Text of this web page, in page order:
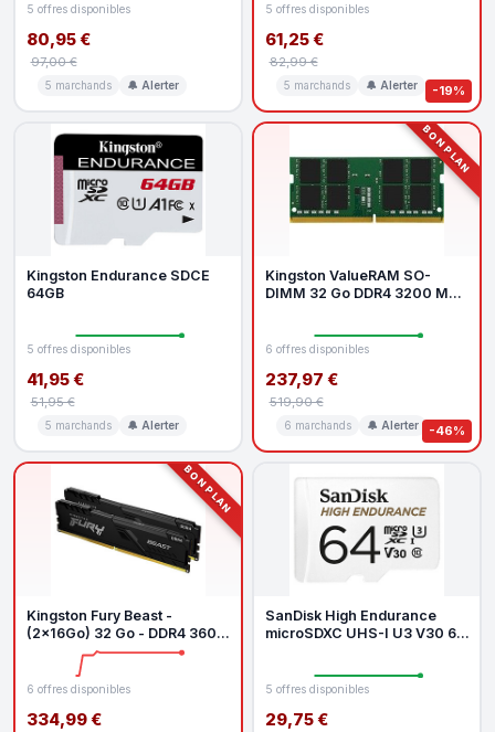
5 offres disponibles
80,95 €
97,00 €
5 marchands 🔔 Alerter -19%
5 offres disponibles
61,25 €
82,99 €
5 marchands 🔔 Alerter
Kingston Endurance SDCE
64GB
5 offres disponibles
41,95 €
51,95 €
5 marchands 🔔 Alerter
BON PLAN
-46%
Kingston ValueRAM SO-
DIMM 32 Go DDR4 3200 MHz
6 offres disponibles
237,97 €
519,90 €
6 marchands 🔔 Alerter
BON PLAN
Kingston Fury Beast -
(2x16Go) 32 Go - DDR4 3600
MHz - CL18
6 offres disponibles
334,99 €
SanDisk High Endurance
microSDXC UHS-I U3 V30 64
5 offres disponibles
29,75 €